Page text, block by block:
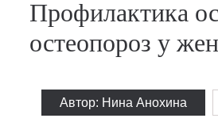
Профилактика
остеопороз у
Автор: Нина Анохина